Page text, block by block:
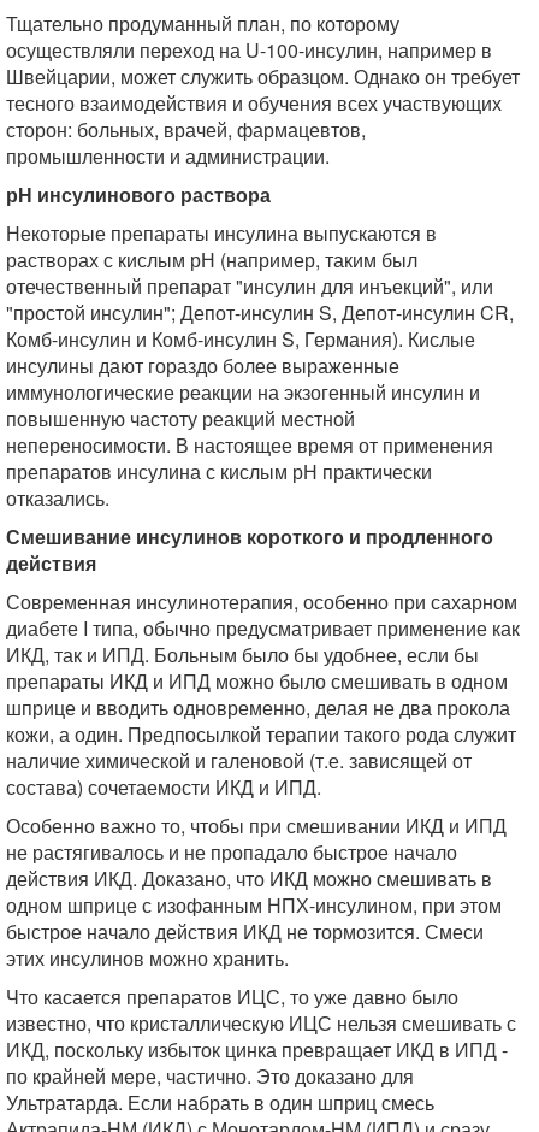
Тщательно продуманный план, по которому
осуществляли переход на U-100-инсулин, например в
Швейцарии, может служить образцом. Однако он требует
тесного взаимодействия и обучения всех участвующих
сторон: больных, врачей, фармацевтов,
промышленности и администрации.
рН инсулинового раствора
Некоторые препараты инсулина выпускаются в
растворах с кислым рН (например, таким был
отечественный препарат "инсулин для инъекций", или
"простой инсулин"; Депот-инсулин S, Депот-инсулин CR,
Комб-инсулин и Комб-инсулин S, Германия). Кислые
инсулины дают гораздо более выраженные
иммунологические реакции на экзогенный инсулин и
повышенную частоту реакций местной
непереносимости. В настоящее время от применения
препаратов инсулина с кислым рН практически
отказались.
Смешивание инсулинов короткого и продленного
действия
Современная инсулинотерапия, особенно при сахарном
диабете I типа, обычно предусматривает применение как
ИКД, так и ИПД. Больным было бы удобнее, если бы
препараты ИКД и ИПД можно было смешивать в одном
шприце и вводить одновременно, делая не два прокола
кожи, а один. Предпосылкой терапии такого рода служит
наличие химической и галеновой (т.е. зависящей от
состава) сочетаемости ИКД и ИПД.
Особенно важно то, чтобы при смешивании ИКД и ИПД
не растягивалось и не пропадало быстрое начало
действия ИКД. Доказано, что ИКД можно смешивать в
одном шприце с изофанным НПХ-инсулином, при этом
быстрое начало действия ИКД не тормозится. Смеси
этих инсулинов можно хранить.
Что касается препаратов ИЦС, то уже давно было
известно, что кристаллическую ИЦС нельзя смешивать с
ИКД, поскольку избыток цинка превращает ИКД в ИПД -
по крайней мере, частично. Это доказано для
Ультратарда. Если набрать в один шприц смесь